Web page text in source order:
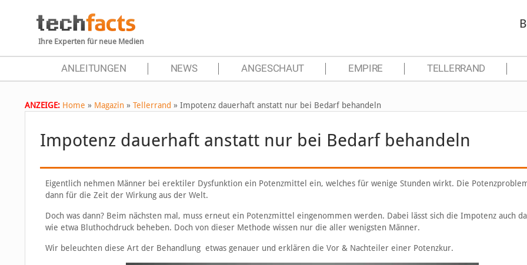
Ihre Experten für neue Medien
ANLEITUNGEN NEWS ANGESCHAUT EMPIRE TELLERRAND
ANZEIGE: Home » Magazin » Tellerrand » Impotenz dauerhaft anstatt nur bei Bedarf behandeln
Impotenz dauerhaft anstatt nur bei Bedarf behandeln
Eigentlich nehmen Männer bei erektiler Dysfunktion ein Potenzmittel ein, welches für wenige Stunden wirkt. Die
dann für die Zeit der Wirkung aus der Welt.
Doch was dann? Beim nächsten mal, muss erneut ein Potenzmittel eingenommen werden. Dabei lässt sich die Impotenz auch
wie etwa Bluthochdruck beheben. Doch von dieser Methode wissen nur die aller wenigsten Männer.
Wir beleuchten diese Art der Behandlung etwas genauer und erklären die Vor & Nachteiler einer Potenzkur.